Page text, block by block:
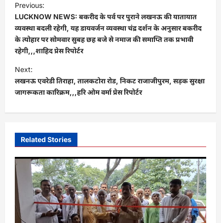
o
s
t
a
v
a
i
o
n
Previous:
LUCKNOW NEWS: बकरीद के पर्व पर पुराने लखनऊ की यातायात
व्यवस्था बदली रहेगी, यह डायवर्जन व्यवस्था चंद्र दर्शन के अनुसार बकरीद
के त्योहार पर सोमवार सुबह छह बजे से नमाज की समाप्ति तक प्रभावी
रहेगी,,,शाहिद प्रेस रिपोर्टर
Next:
लखनऊ एवरेडी तिराहा, तालकटोरा रोड, निकट राजाजीपुरम, सड़क सुरक्षा
जागरूकता कारिक्रम,,,हरि ओम वर्मा प्रेस रिपोर्टर
Related Stories